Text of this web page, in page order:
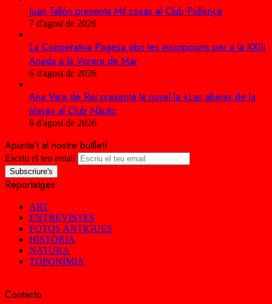
Juan Tallón presenta Mil cosas al Club Pollença
7 d'agost de 2026
La Cooperativa Pagesa obri les inscripcions per a la XXIII
Anada a la Vorera de Mar
6 d'agost de 2026
Ana Vara de Rei presenta la novel·la «Las abejas de la
playa» al Club Nàutic
6 d'agost de 2026
Apunta’t al nostre butlletí
Escriu el teu email
Reportatges
ART
ENTREVISTES
FOTOS ANTIGUES
HISTÒRIA
NATURA
TOPONÍMIA
Contacto